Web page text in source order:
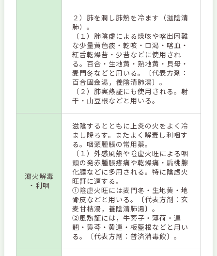
２）肺を潤し肺熱を冷ます（滋陰清
肺）。
（１）肺陰虚による燥咳や喀出困難
な少量黄色痰・乾咳・ロ渇・喀血・
紅舌乾燥苔・少苔などに使用され
る。百合・生地黄・熟地黄・貝母・
麦門冬などと用いる。〔代表方剤：
百合固金湯，養陰清肺湯〕。
（２）肺実熱証にも使用される。射
干・山豆根などと用いる。
瀉火解毒
・利咽
滋陰するとともに上炎の火をよく冷
まし降ろす。またよく解毒し利咽す
る。咽頭腫脹の常用薬。
（１）外感風熱や陰虚火旺による咽
頭の発赤腫脹疼痛や乾燥痛・扁桃腺
化膿などに多用される。特に陰虚火
旺証に適する。
①陰虚火旺には麦門冬・生地黄・地
骨皮などと用いる。〔代表方剤：玄
麦甘桔湯，養陰清肺湯〕。
②風熱証には，牛蒡子・薄荷・連
翹・黄芩・黄連・板藍根などと用い
る。〔代表方剤：普済消毒飲〕。